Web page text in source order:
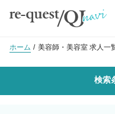
ホーム 美容師・美容室 求人一
検索